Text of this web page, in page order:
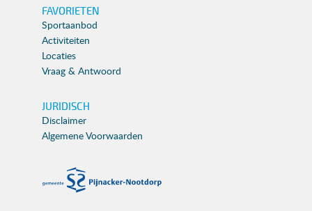
FAVORIETEN
Sportaanbod
Activiteiten
Locaties
Vraag & Antwoord
JURIDISCH
Disclaimer
Algemene Voorwaarden